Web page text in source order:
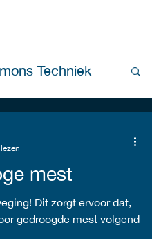
Techniek
mest
Dit zorgt ervoor dat,
gedroogde mest volgend